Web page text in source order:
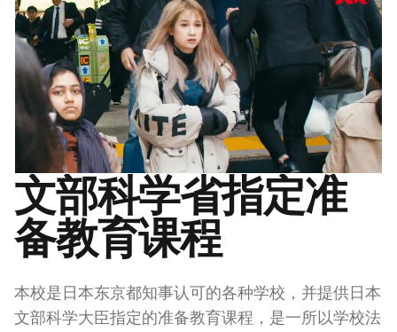
文部科学省指定准
备教育课程
本校是日本东京都知事认可的各种学校，并提供日本
文部科学大臣指定的准备教育课程，是一所以学校法